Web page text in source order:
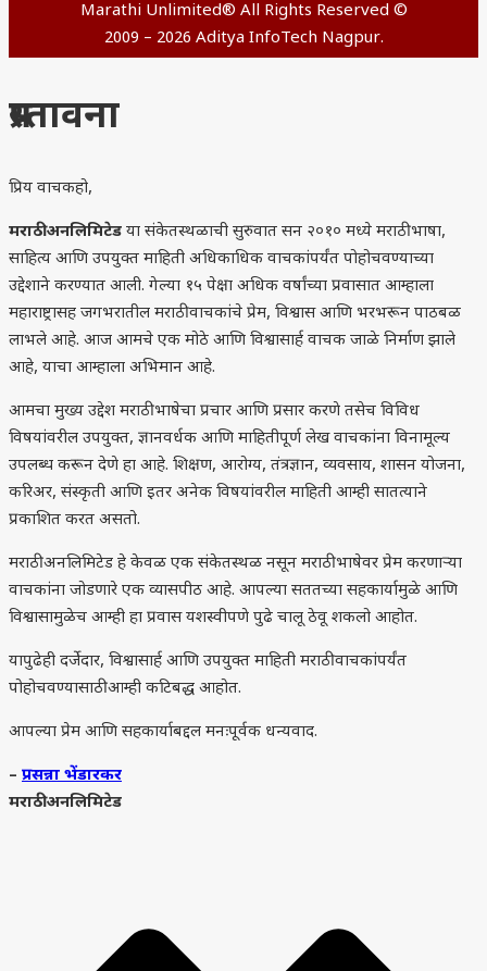
Marathi Unlimited® All Rights Reserved ©
2009 – 2026 Aditya InfoTech Nagpur.
प्रस्तावना
प्रिय वाचकहो,
मराठी अनलिमिटेड या संकेतस्थळाची सुरुवात सन २०१० मध्ये मराठी भाषा,
साहित्य आणि उपयुक्त माहिती अधिकाधिक वाचकांपर्यंत पोहोचवण्याच्या
उद्देशाने करण्यात आली. गेल्या १५ पेक्षा अधिक वर्षांच्या प्रवासात आम्हाला
महाराष्ट्रासह जगभरातील मराठी वाचकांचे प्रेम, विश्वास आणि भरभरून पाठबळ
लाभले आहे. आज आमचे एक मोठे आणि विश्वासार्ह वाचक जाळे निर्माण झाले
आहे, याचा आम्हाला अभिमान आहे.
आमचा मुख्य उद्देश मराठी भाषेचा प्रचार आणि प्रसार करणे तसेच विविध
विषयांवरील उपयुक्त, ज्ञानवर्धक आणि माहितीपूर्ण लेख वाचकांना विनामूल्य
उपलब्ध करून देणे हा आहे. शिक्षण, आरोग्य, तंत्रज्ञान, व्यवसाय, शासन योजना,
करिअर, संस्कृती आणि इतर अनेक विषयांवरील माहिती आम्ही सातत्याने
प्रकाशित करत असतो.
मराठी अनलिमिटेड हे केवळ एक संकेतस्थळ नसून मराठी भाषेवर प्रेम करणाऱ्या
वाचकांना जोडणारे एक व्यासपीठ आहे. आपल्या सततच्या सहकार्यामुळे आणि
विश्वासामुळेच आम्ही हा प्रवास यशस्वीपणे पुढे चालू ठेवू शकलो आहोत.
यापुढेही दर्जेदार, विश्वासार्ह आणि उपयुक्त माहिती मराठी वाचकांपर्यंत
पोहोचवण्यासाठी आम्ही कटिबद्ध आहोत.
आपल्या प्रेम आणि सहकार्याबद्दल मनःपूर्वक धन्यवाद.
– प्रसन्ना भेंडारकर
मराठी अनलिमिटेड